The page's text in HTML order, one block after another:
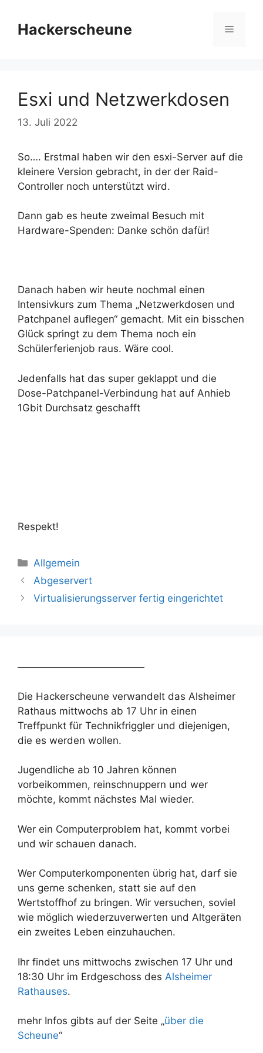
Inhalt
springen
Hackerscheune Menü
Esxi und Netzwerkdosen
13. Juli 2022
So…. Erstmal haben wir den esxi-Server auf die
kleinere Version gebracht, in der der Raid-
Controller noch unterstützt wird.
Dann gab es heute zweimal Besuch mit
Hardware-Spenden: Danke schön dafür!
Danach haben wir heute nochmal einen
Intensivkurs zum Thema „Netzwerkdosen und
Patchpanel auflegen“ gemacht. Mit ein bisschen
Glück springt zu dem Thema noch ein
Schülerferienjob raus. Wäre cool.
Jedenfalls hat das super geklappt und die
Dose-Patchpanel-Verbindung hat auf Anhieb
1Gbit Durchsatz geschafft
Respekt!
Kategorien
Allgemein
Abgeservert
Virtualisierungsserver fertig eingerichtet
Die Hackerscheune verwandelt das Alsheimer
Rathaus mittwochs ab 17 Uhr in einen
Treffpunkt für Technikfriggler und diejenigen,
die es werden wollen.
Jugendliche ab 10 Jahren können
vorbeikommen, reinschnuppern und wer
möchte, kommt nächstes Mal wieder.
Wer ein Computerproblem hat, kommt vorbei
und wir schauen danach.
Wer Computerkomponenten übrig hat, darf sie
uns gerne schenken, statt sie auf den
Wertstoffhof zu bringen. Wir versuchen, soviel
wie möglich wiederzuverwerten und Altgeräten
ein zweites Leben einzuhauchen.
Ihr findet uns mittwochs zwischen 17 Uhr und
18:30 Uhr im Erdgeschoss des Alsheimer
Rathauses.
mehr Infos gibts auf der Seite „über die
Scheune“